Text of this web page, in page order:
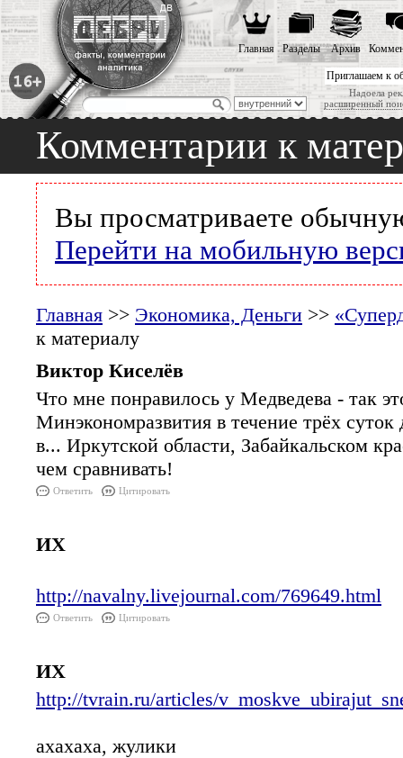
Приглашаем к
Надоела
расширенный
Главная Разделы Архив
Комментарии к
Вы просматриваете
Перейти на мобильную
Главная >> Экономика, Деньги >>
к материалу
Виктор Киселёв
Что мне понравилось у Медведева - так
Минэкономразвития в течение трёх
в... Иркутской области, Забайкальском
чем сравнивать!
Ответить Цитировать
ИХ
http://navalny.livejournal.com/769649.html
Ответить Цитировать
ИХ
http://tvrain.ru/articles/
ахахаха, жулики